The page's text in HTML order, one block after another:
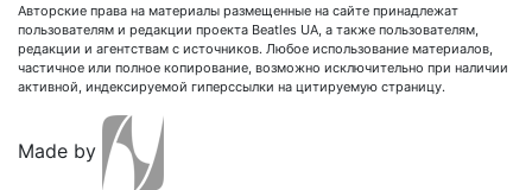
Авторские права на материалы размещенные на сайте принадлежат
пользователям и редакции проекта Beatles UA, а также пользователям,
редакции и агентствам с источников. Любое использование материалов,
частичное или полное копирование, возможно исключительно при наличии
активной, индексируемой гиперссылки на цитируемую страницу.
Made by